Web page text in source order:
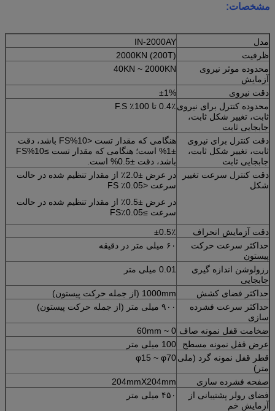
مشخصات:
مدل
IN-2000AY
ظرفیت
2000KN (200T)
محدوده موثر نیروی
آزمایش
40KN ~ 2000KN
دقت نیروی
±1%
محدوده کنترل برای نیروی
ثابت، تغییر شکل ثابت،
جابجایی ثابت
0.4٪ تا 100٪ F.S
دقت کنترل برای نیروی
ثابت، تغییر شکل ثابت،
جابجایی ثابت
هنگامی که مقدار تست <10%FS باشد، دقت
±1% است؛ هنگامی که مقدار تست ≥10%FS
باشد، دقت ±0.5% است.
دقت کنترل سرعت تغییر
شکل
در عرض ±2.0٪ از مقدار تنظیم شده در حالت
سرعت <0.05٪ FS
در عرض ±0.5٪ از مقدار تنظیم شده در حالت
سرعت ≥0.05٪FS
دقت آزمایش انحراف
±0.5٪
حداکثر سرعت حرکت
پیستون
۶۰ میلی متر در دقیقه
رزولوشن اندازه گیری
جابجایی
0.01 میلی متر
حداکثر فضای کشش
1000mm (از جمله حرکت پیستون)
حداکثر سرعت فشرده
سازی
۹۰۰ میلی متر (از جمله حرکت پیستون)
ضخامت قفل نمونه صاف 0 ~ 60mm
عرض قفل نمونه مسطح
100 میلی متر
قطر قفل نمونه گرد (ملی
متر)
φ15 ~ φ70
صفحه فشرده سازی
204mmX204mm
فضای رولر پشتیبانی از
آزمایش خم
۴۵۰ میلی متر